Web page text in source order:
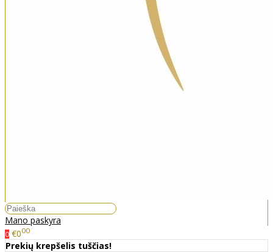
Mano paskyra
0 €000
Prekių krepšelis tuščias!